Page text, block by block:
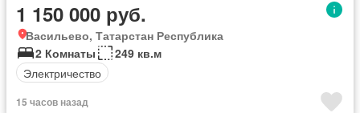
1 150 000 руб.
Васильево, Татарстан Республика
2 Комнаты
249 кв.м
Электричество
15 часов назад